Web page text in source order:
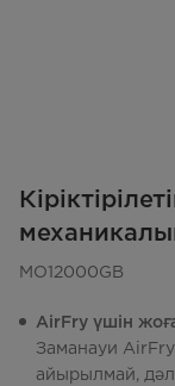
MO12000GB
AirFry үшін
Заманауи
айырылмай,